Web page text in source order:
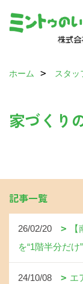
ホーム スタッ
家づくり
記事一覧
26/02/20
を“1階半分だ
24/10/08
エ